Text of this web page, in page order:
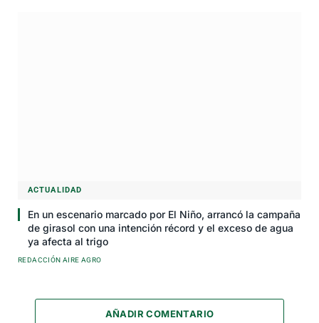
ACTUALIDAD
En un escenario marcado por El Niño, arrancó la campaña
de girasol con una intención récord y el exceso de agua
ya afecta al trigo
REDACCIÓN AIRE AGRO
AÑADIR COMENTARIO